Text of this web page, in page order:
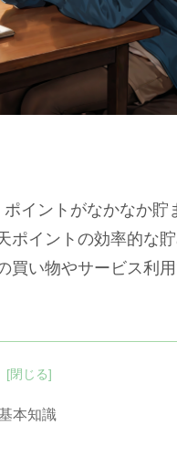
イントがなかなか貯
イントの効率的な
い物やサービス利
本知識